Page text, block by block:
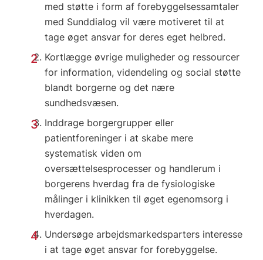
med støtte i form af forebyggelsessamtaler
med Sunddialog vil være motiveret til at
tage øget ansvar for deres eget helbred.
Kortlægge øvrige muligheder og ressourcer
for information, videndeling og social støtte
blandt borgerne og det nære
sundhedsvæsen.
Inddrage borgergrupper eller
patientforeninger i at skabe mere
systematisk viden om
oversættelsesprocesser og handlerum i
borgerens hverdag fra de fysiologiske
målinger i klinikken til øget egenomsorg i
hverdagen.
Undersøge arbejdsmarkedsparters interesse
i at tage øget ansvar for forebyggelse.